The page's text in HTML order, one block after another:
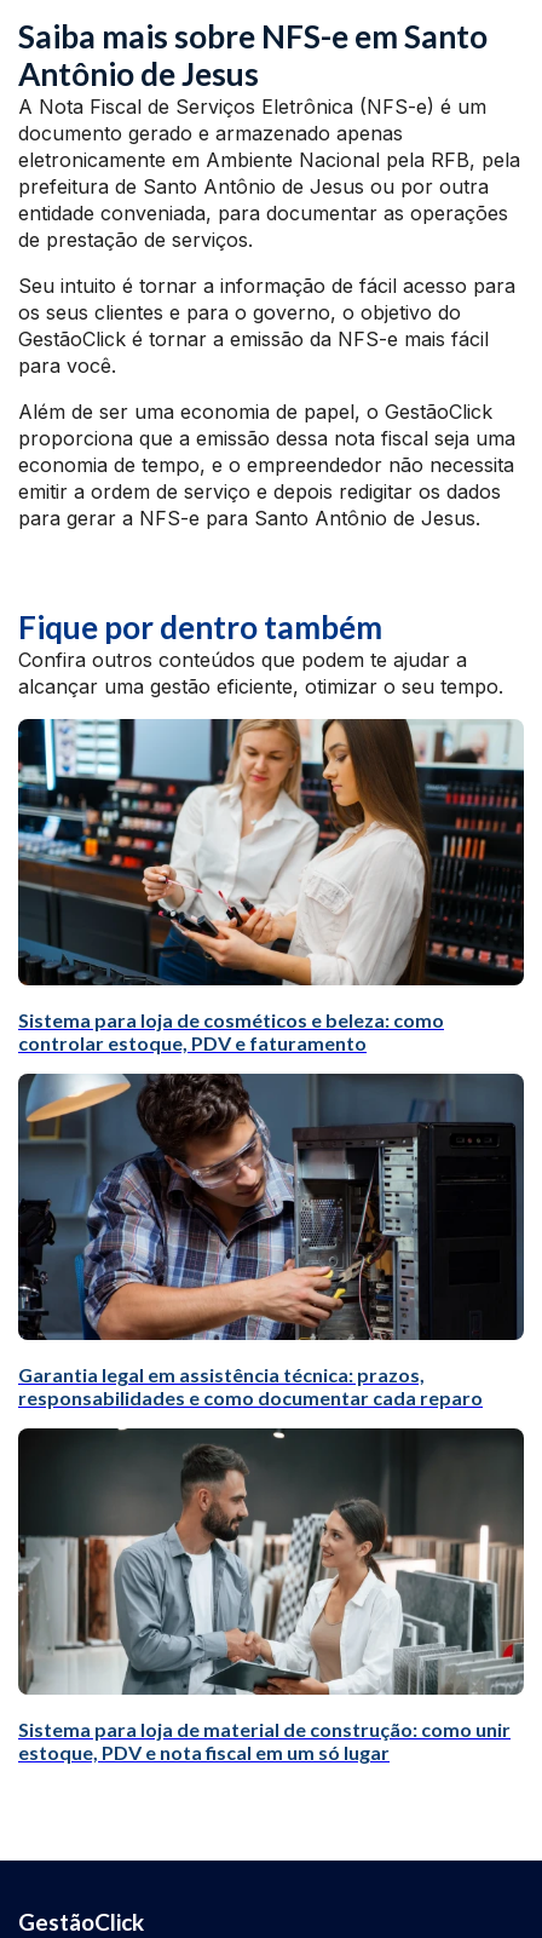
Saiba mais sobre NFS-e em Santo
Antônio de Jesus
A Nota Fiscal de Serviços Eletrônica (NFS-e) é um
documento gerado e armazenado apenas
eletronicamente em Ambiente Nacional pela RFB, pela
prefeitura de Santo Antônio de Jesus ou por outra
entidade conveniada, para documentar as operações
de prestação de serviços.
Seu intuito é tornar a informação de fácil acesso para
os seus clientes e para o governo, o objetivo do
GestãoClick é tornar a emissão da NFS-e mais fácil
para você.
Além de ser uma economia de papel, o GestãoClick
proporciona que a emissão dessa nota fiscal seja uma
economia de tempo, e o empreendedor não necessita
emitir a ordem de serviço e depois redigitar os dados
para gerar a NFS-e para Santo Antônio de Jesus.
Fique por dentro também
Confira outros conteúdos que podem te ajudar a
alcançar uma gestão eficiente, otimizar o seu tempo.
Sistema para loja de cosméticos e beleza: como
controlar estoque, PDV e faturamento
Garantia legal em assistência técnica: prazos,
responsabilidades e como documentar cada reparo
Sistema para loja de material de construção: como unir
estoque, PDV e nota fiscal em um só lugar
GestãoClick